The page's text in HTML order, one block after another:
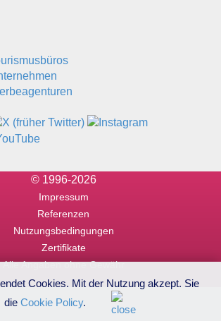
© 1996-2026
Impressum
Referenzen
Nutzungsbedingungen
Zertifikate
Alle Angaben ohne Gewähr
Cookies. Mit der Nutzung akzept. Sie
die Cookie Policy.